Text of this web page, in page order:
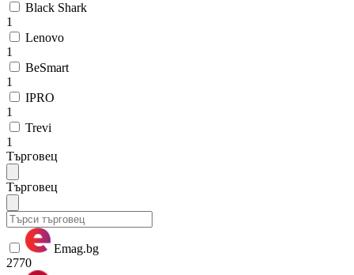
Black Shark
1
Lenovo
1
BeSmart
1
IPRO
1
Trevi
1
Търговец
Търговец
Emag.bg
2770